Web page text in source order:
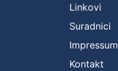
Linkovi
Suradnici
Impressum
Kontakt